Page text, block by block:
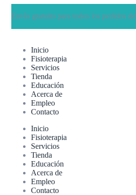
Envío gratuito para todos los pedidos de
Inicio
Fisioterapia
Servicios
Tienda
Educación
Acerca de
Empleo
Contacto
Inicio
Fisioterapia
Servicios
Tienda
Educación
Acerca de
Empleo
Contacto